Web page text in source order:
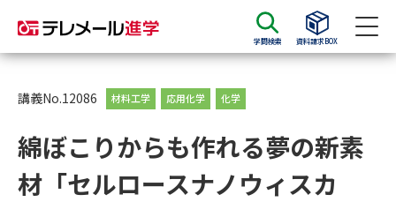
学問検索 資料請求BOX
資料請求
大学・短大の資料種類から請求
講義No.12086 材料工学 応用化学 化学
綿ぼこりからも作れる夢の新素
材「セルロースナノウィスカ